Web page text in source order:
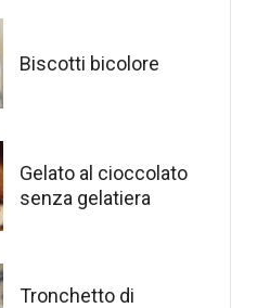
Biscotti bicolore
Gelato al cioccolato
senza gelatiera
Tronchetto di